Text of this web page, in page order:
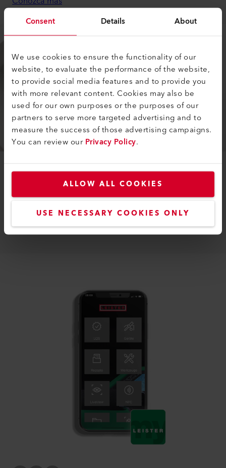
Consent Details About
We use cookies to ensure the functionality of our
website, to evaluate the performance of the website,
to provide social media features and to provide you
with more relevant content. Cookies may also be
used for our own purposes or the purposes of our
partners to serve more targeted advertising and to
measure the success of those advertising campaigns.
You can review ourPrivacy Policy.
ALLOW ALL COOKIES
USE NECESSARY COOKIES ONLY
ACCESORIOS
Leister ofrece una gran selección de
boquillas de soldadura
Conozca más